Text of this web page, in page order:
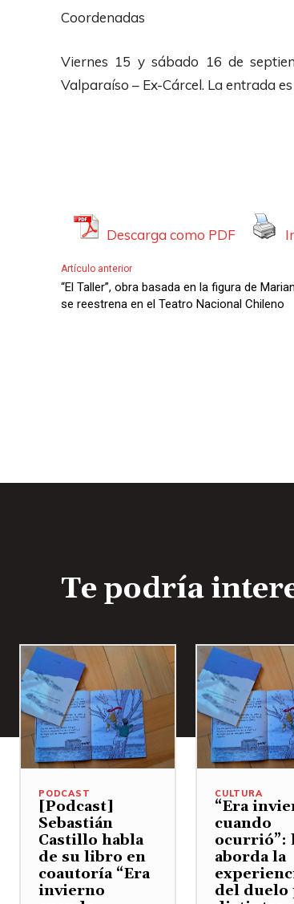
d
c
t
i
o
Coordenadas
Viernes 15 y sábado 16 de
Valparaíso – Ex-Cárcel. La entrada
Descarga como PDF
Artículo anterior
“El Taller”, obra basada en la figura de
se reestrena en el Teatro Nacional Chileno
Te podría
PODCAST
[Podcast]
Sebastián
Castillo habla
de su libro en
coautoría “Era
invierno
CULTURA
“Era
cuando
ocurrió”:
aborda la
del duelo